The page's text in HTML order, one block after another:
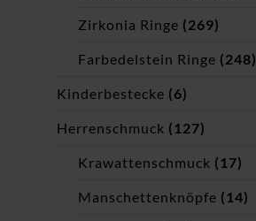
Zirkonia Ringe (269)
Farbedelstein Ringe (248)
Kinderbestecke (6)
Herrenschmuck (127)
Krawattenschmuck (17)
Manschettenknöpfe (14)